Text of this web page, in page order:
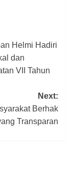
Helmi Hadiri
dan
VII Tahun
Next:
Berhak
Transparan